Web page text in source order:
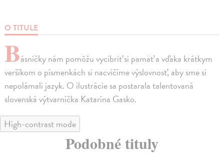
O TITULE
Básničky nám pomôžu vycibriť si pamäť a vďaka krátkym
veršíkom o písmenkách si nacvičíme výslovnosť, aby sme si
nepolámali jazyk. O ilustrácie sa postarala talentovaná
slovenská výtvarníčka Katarína Gasko.
High-contrast mode
Podobné tituly